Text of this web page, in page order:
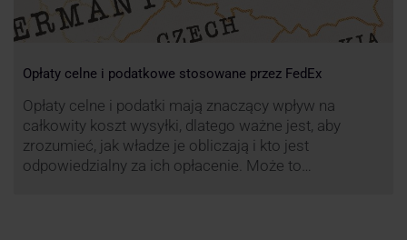
Opłaty celne i podatkowe stosowane przez FedEx
Opłaty celne i podatki mają znaczący wpływ na
całkowity koszt wysyłki, dlatego ważne jest, aby
zrozumieć, jak władze je obliczają i kto jest
odpowiedzialny za ich opłacenie. Może to